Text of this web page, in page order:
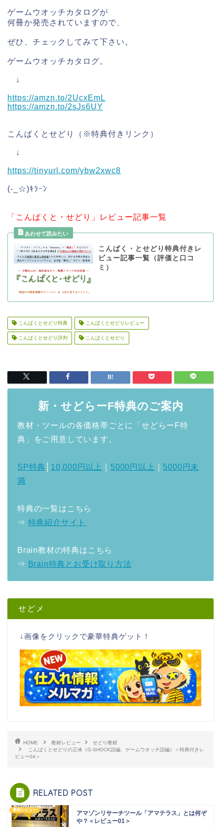
ゲームウオッチカタログが
何冊か発売されていますので、
ぜひ、チェックしてみて下さい。
ゲームウオッチカタログ。
↓
https://amzn.to/2UcxEmL
https://amzn.to/2sJs6UY
こんぱくとせどり（※特典付きリンク）
↓
https://tinyurl.com/ybw2xwc8
(-_☆)ｷﾗｰﾝ
「こんぱくと・せどり」レビュー記事一覧
こんぱく・とせどり特典付きレ
ビュー記事一覧（評価と口コ
ミ）
こんぱくとせどり特典 こんぱくとせどりレビュー
こんぱくとせどり評判 こんぱくとせどり
新・せどらーF特典のご案内
教材・ツールの各価格帯ごとに「せどらーF特
典」をご用意しています。
SP特典 10,000円以上 5000円以上
5000円未
満
特典の一覧はこちら
⇒ 特典紹介サイト
Brain教材の特典はこちら
⇒ Brain特典とお受け取り方法
せどメ
↓画像をクリックで豪華特典ゲット！
HOME 教材レビュー
せどり教材
こんぱくとせどりの正体（G-SHOCK説編、ゲームウオッチ説編）＜特典付きレ
ビュー04＞
RELATED POST
教材レビュー
アマゾンリサーチツール「アマテラス」とは何ぞ
や？＜レビュー01＞